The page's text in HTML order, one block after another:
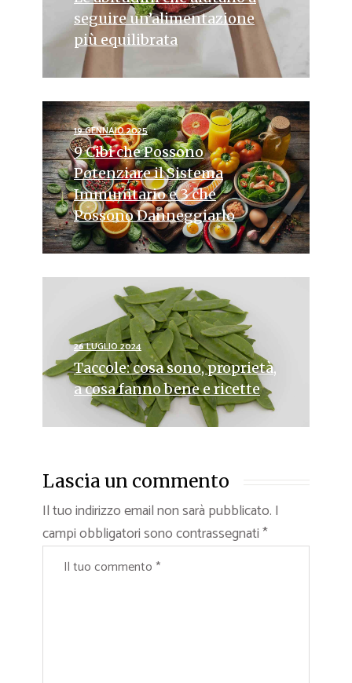
seguire un’alimentazione
più equilibrata
19 GENNAIO 2025
9 Cibi che Possono
Potenziare il Sistema
Immunitario e 3 che
Possono Danneggiarlo
26 LUGLIO 2024
Taccole: cosa sono, proprietà,
a cosa fanno bene e ricette
Lascia un commento
Il tuo indirizzo email non sarà pubblicato. I
campi obbligatori sono contrassegnati*